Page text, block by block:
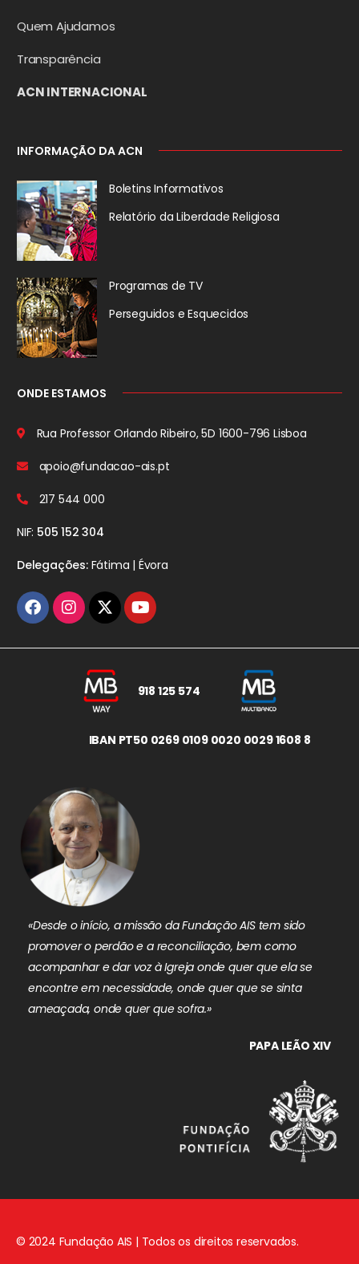
Quem Ajudamos
Transparência
ACN INTERNACIONAL
INFORMAÇÃO DA ACN
Boletins Informativos
Relatório da Liberdade Religiosa
Programas de TV
Perseguidos e Esquecidos
ONDE ESTAMOS
Rua Professor Orlando Ribeiro, 5D 1600-796 Lisboa
apoio@fundacao-ais.pt
217 544 000
NIF: 505 152 304
Delegações:Fátima | Évora
918 125 574
IBAN PT50 0269 0109 0020 0029 1608 8
«Desde o início, a missão da Fundação AIS tem sido
promover o perdão e a reconciliação, bem como
acompanhar e dar voz à Igreja onde quer que ela se
encontre em necessidade, onde quer que se sinta
ameaçada, onde quer que sofra.»
PAPA LEÃO XIV
© 2024 Fundação AIS | Todos os direitos reservados.